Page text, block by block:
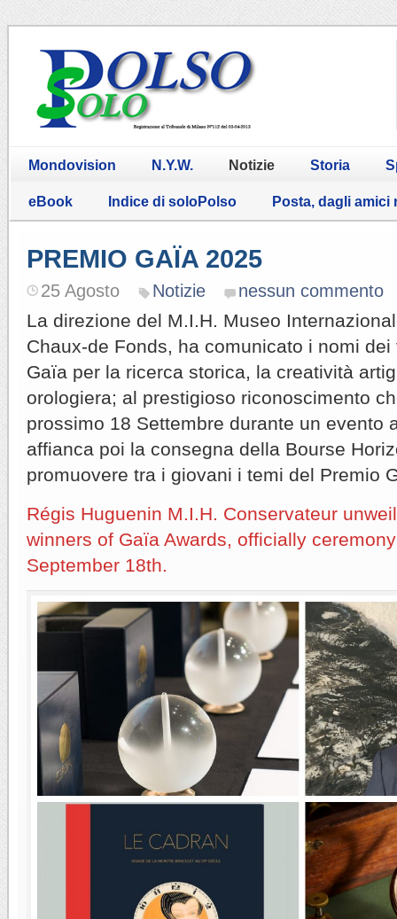
Mondovision N.Y.W. Notizie Storia
eBook Indice di soloPolso Posta, dagli amici
PREMIO GAÏA 2025
25 Agosto Notizie nessun commento
La direzione del M.I.H. Museo
Chaux-de Fonds, ha comunicato i nomi
Gaïa per la ricerca storica, la creatività
orologiera; al prestigioso riconoscimento
prossimo 18 Settembre durante un evento
affianca poi la consegna della Bourse
promuovere tra i giovani i temi del Premio
Régis Huguenin M.I.H. Conservateur
winners of Gaïa Awards, officially
September 18th.